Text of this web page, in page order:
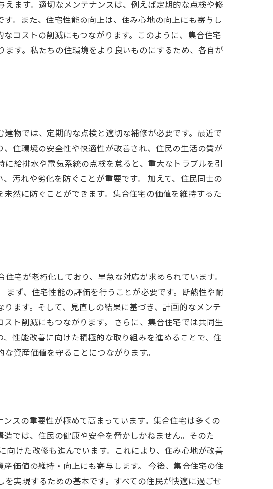
ます。適切なメンテナンスは、例えば定期的な点検や修
。また、住宅性能の向上は、住み心地の向上にも寄与し
コストの削減にもつながります。このように、集合住宅
す。私たちの住環境をより良いものにするため、各自が
物では、定期的な点検と適切な補修が必要です。最近で
住環境の安全性や快適性が改善され、住民の生活の質が
給排水や電気系統の点検を怠ると、重大なトラブルを引
汚れや劣化を防ぐことが重要です。 加えて、住民同士の
然に防ぐことができます。集合住宅の価値を維持するた
宅が老朽化しており、早急な対応が求められています。
ず、住宅性能の評価を行うことが必要です。断熱性や耐
ます。そして、見直しの結果に基づき、計画的なメンテ
ト削減にもつながります。 さらに、集合住宅では共同生
性能改善に向けた積極的な取り組みを進めることで、住
資産価値を守ることにつながります。
スの重要性が極めて高まっています。集合住宅は多くの
では、住民の健康や安全を脅かしかねません。そのた
けた改修も進んでいます。これにより、住み心地が改善
価値の維持・向上にも寄与します。 今後、集合住宅の住
実現するための基本です。すべての住民が快適に過ごせ